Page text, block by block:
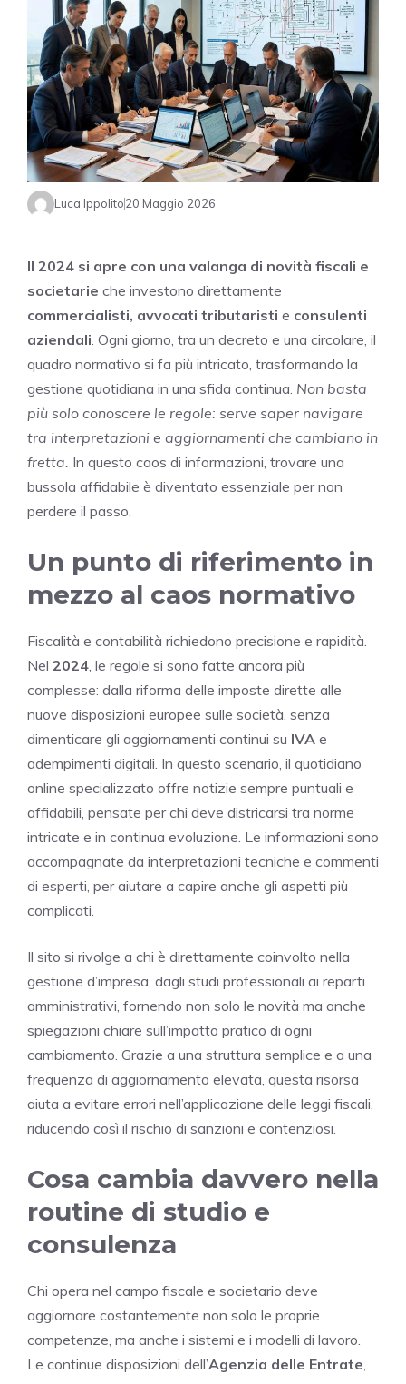
Luca Ippolito20 Maggio 2026
Il 2024 si apre con una valanga di novità fiscali e
societarie che investono direttamente
commercialisti, avvocati tributaristi e consulenti
aziendali . Ogni giorno, tra un decreto e una circolare, il
quadro normativo si fa più intricato, trasformando la
gestione quotidiana in una sfida continua. Non basta
più solo conoscere le regole: serve saper navigare
tra interpretazioni e aggiornamenti che cambiano in
fretta. In questo caos di informazioni, trovare una
bussola affidabile è diventato essenziale per non
perdere il passo.
Un punto di riferimento in
mezzo al caos normativo
Fiscalità e contabilità richiedono precisione e rapidità.
Nel 2024 , le regole si sono fatte ancora più
complesse: dalla riforma delle imposte dirette alle
nuove disposizioni europee sulle società, senza
dimenticare gli aggiornamenti continui su IVA e
adempimenti digitali. In questo scenario, il quotidiano
online specializzato offre notizie sempre puntuali e
affidabili, pensate per chi deve districarsi tra norme
intricate e in continua evoluzione. Le informazioni sono
accompagnate da interpretazioni tecniche e commenti
di esperti, per aiutare a capire anche gli aspetti più
complicati.
Il sito si rivolge a chi è direttamente coinvolto nella
gestione d’impresa, dagli studi professionali ai reparti
amministrativi, fornendo non solo le novità ma anche
spiegazioni chiare sull’impatto pratico di ogni
cambiamento. Grazie a una struttura semplice e a una
frequenza di aggiornamento elevata, questa risorsa
aiuta a evitare errori nell’applicazione delle leggi fiscali,
riducendo così il rischio di sanzioni e contenziosi.
Cosa cambia davvero nella
routine di studio e
consulenza
Chi opera nel campo fiscale e societario deve
aggiornare costantemente non solo le proprie
competenze, ma anche i sistemi e i modelli di lavoro.
Le continue disposizioni dell’Agenzia delle Entrate